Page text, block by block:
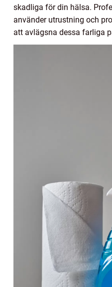
skadliga för din hälsa.
använder utrustning och
att avlägsna dessa farliga